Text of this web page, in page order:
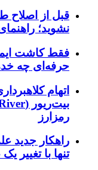
نشوید؛
فقط کاشت
حرفه‌ای چه
رمزارز
راهکار جدید
تنها با تغییر